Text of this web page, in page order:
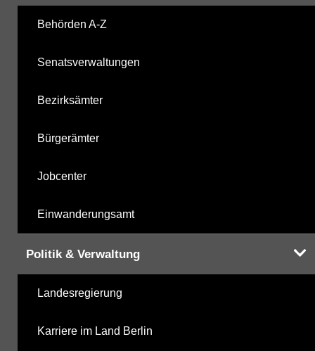
Behörden A-Z
Senatsverwaltungen
Bezirksämter
Bürgerämter
Jobcenter
Einwanderungsamt
Politik & Verwaltung
Landesregierung
Karriere im Land Berlin